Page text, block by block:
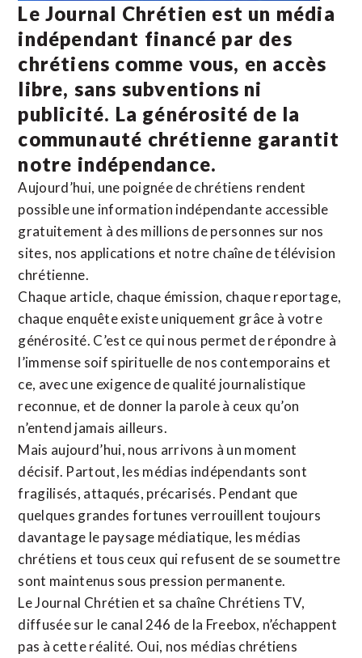
Le Journal Chrétien est un média
indépendant financé par des
chrétiens comme vous, en accès
libre, sans subventions ni
publicité. La générosité de la
communauté chrétienne garantit
notre indépendance.
Aujourd’hui, une poignée de chrétiens rendent
possible une information indépendante accessible
gratuitement à des millions de personnes sur nos
sites, nos applications et notre chaîne de télévision
chrétienne.
Chaque article, chaque émission, chaque reportage,
chaque enquête existe uniquement grâce à votre
générosité. C’est ce qui nous permet de répondre à
l’immense soif spirituelle de nos contemporains et
ce, avec une exigence de qualité journalistique
reconnue, et de donner la parole à ceux qu’on
n’entend jamais ailleurs.
Mais aujourd’hui, nous arrivons à un moment
décisif. Partout, les médias indépendants sont
fragilisés, attaqués, précarisés. Pendant que
quelques grandes fortunes verrouillent toujours
davantage le paysage médiatique, les médias
chrétiens et tous ceux qui refusent de se soumettre
sont maintenus sous pression permanente.
Le Journal Chrétien et sa chaîne Chrétiens TV,
diffusée sur le canal 246 de la Freebox, n’échappent
pas à cette réalité. Oui, nos médias chrétiens